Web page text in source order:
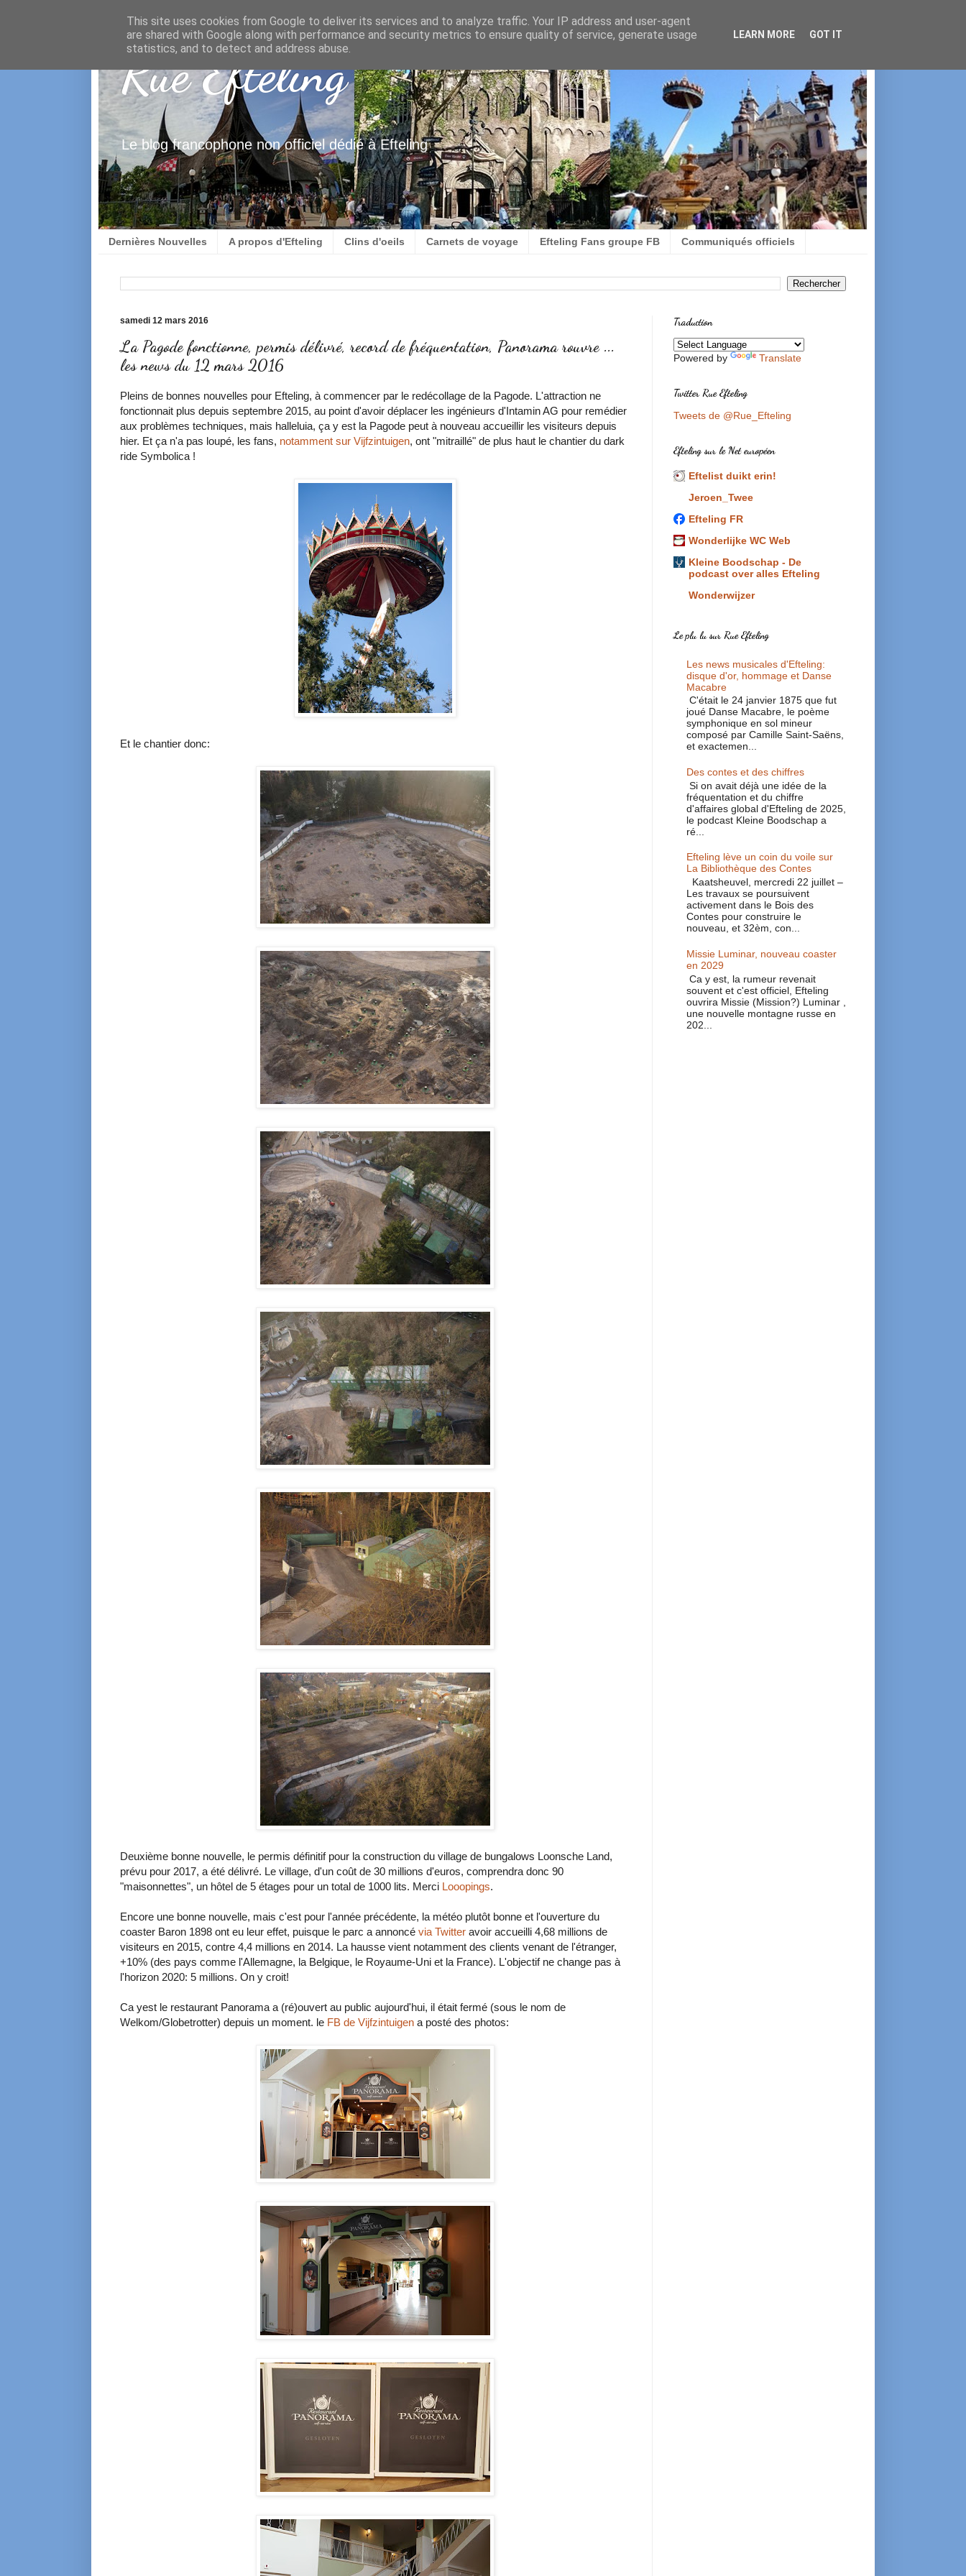
Rue Efteling
Le blog francophone non officiel dédié à Efteling
Dernières Nouvelles A propos d'Efteling Clins d'oeils Carnets de voyage Efteling Fans groupe FB Communiqués officiels
samedi 12 mars 2016
La Pagode fonctionne, permis délivré, record de fréquentation, Panorama rouvre ...
les news du 12 mars 2016
Pleins de bonnes nouvelles pour Efteling, à commencer par le redécollage de la Pagode. L'attraction ne
fonctionnait plus depuis septembre 2015, au point d'avoir déplacer les ingénieurs d'Intamin AG pour remédier
aux problèmes techniques, mais halleluia, ça y est la Pagode peut à nouveau accueillir les visiteurs depuis
hier. Et ça n'a pas loupé, les fans, notamment sur Vijfzintuigen, ont "mitraillé" de plus haut le chantier du dark
ride Symbolica !
Et le chantier donc:
Deuxième bonne nouvelle, le permis définitif pour la construction du village de bungalows Loonsche Land,
prévu pour 2017, a été délivré. Le village, d'un coût de 30 millions d'euros, comprendra donc 90
"maisonnettes", un hôtel de 5 étages pour un total de 1000 lits. Merci Looopings.
Encore une bonne nouvelle, mais c'est pour l'année précédente, la météo plutôt bonne et l'ouverture du
coaster Baron 1898 ont eu leur effet, puisque le parc a annoncé via Twitter avoir accueilli 4,68 millions de
visiteurs en 2015, contre 4,4 millions en 2014. La hausse vient notamment des clients venant de l'étranger,
+10% (des pays comme l'Allemagne, la Belgique, le Royaume-Uni et la France). L'objectif ne change pas à
l'horizon 2020: 5 millions. On y croit!
Ca yest le restaurant Panorama a (ré)ouvert au public aujourd'hui, il était fermé (sous le nom de
Welkom/Globetrotter) depuis un moment. le FB de Vijfzintuigen a posté des photos:
Traduction
Powered by Translate
Twitter Rue Efteling
Tweets de @Rue_Efteling
Efteling sur le Net européen
Eftelist duikt erin!
Jeroen_Twee
Efteling FR
Wonderlijke WC Web
Kleine Boodschap - De
podcast over alles Efteling
Wonderwijzer
Le plu lu sur Rue Efteling
Les news musicales d'Efteling:
disque d'or, hommage et Danse
Macabre
C'était le 24 janvier 1875 que fut
joué Danse Macabre, le poème
symphonique en sol mineur
composé par Camille Saint-Saëns,
et exactemen...
Des contes et des chiffres
Si on avait déjà une idée de la
fréquentation et du chiffre
d'affaires global d'Efteling de 2025,
le podcast Kleine Boodschap a
ré...
Efteling lève un coin du voile sur
La Bibliothèque des Contes
Kaatsheuvel, mercredi 22 juillet –
Les travaux se poursuivent
activement dans le Bois des
Contes pour construire le
nouveau, et 32èm, con...
Missie Luminar, nouveau coaster
en 2029
Ca y est, la rumeur revenait
souvent et c'est officiel, Efteling
ouvrira Missie (Mission?) Luminar ,
une nouvelle montagne russe en
202...
This site uses cookies from Google to deliver its services and to analyze traffic. Your IP address and user-agent
are shared with Google along with performance and security metrics to ensure quality of service, generate usage
statistics, and to detect and address abuse.
LEARN MORE GOT IT